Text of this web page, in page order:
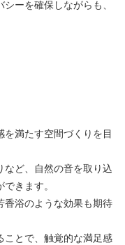
ーを確保しながらも、
満たす空間づくりを目
など、自然の音を取り込
きます。
香浴のような効果も期待
ことで、触覚的な満足感